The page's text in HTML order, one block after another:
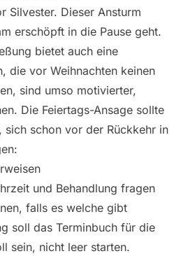
Silvester. Dieser Ansturm
erschöpft in die Pause geht.
bietet auch eine
die vor Weihnachten keinen
sind umso motivierter,
Die Feiertags-Ansage sollte
sich schon vor der Rückkehr in
und Behandlung fragen
falls es welche gibt
soll das Terminbuch für die
sein, nicht leer starten.